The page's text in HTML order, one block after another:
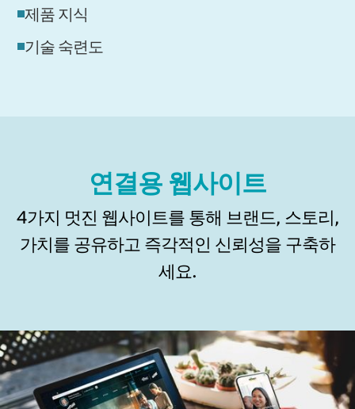
제품 지식
기술 숙련도
연결용 웹사이트
4가지 멋진 웹사이트를 통해 브랜드, 스토리,
가치를 공유하고 즉각적인 신뢰성을 구축하
세요.